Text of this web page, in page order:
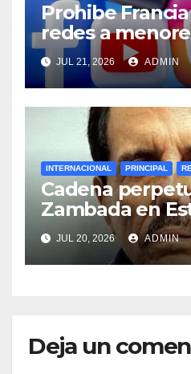
Prohibe
redes a
JUL 21, 2026 ADMIN
INTERNACIONAL PRINCIPAL
Cadena
Zambada en
JUL 20, 2026 ADMIN
Deja un